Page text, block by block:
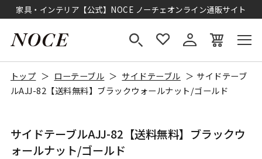
家具・インテリア【公式】NOCE ノーチェオンライン通販サイト
トップ ローテーブル サイドテーブル
サイドテーブ
ルAJJ-82【送料無料】ブラックウォールナット/ゴールド
サイドテーブルAJJ-82【送料無料】ブラックウ
ォールナット/ゴールド